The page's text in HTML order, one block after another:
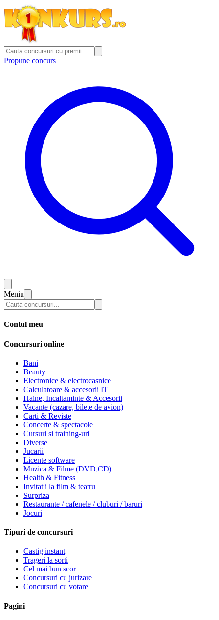
Propune concurs
Meniu
Contul meu
Concursuri online
Bani
Beauty
Electronice & electrocasnice
Calculatoare & accesorii IT
Haine, Incaltaminte & Accesorii
Vacante (cazare, bilete de avion)
Carti & Reviste
Concerte & spectacole
Cursuri si training-uri
Diverse
Jucarii
Licente software
Muzica & Filme (DVD,CD)
Health & Fitness
Invitatii la film & teatru
Surpriza
Restaurante / cafenele / cluburi / baruri
Jocuri
Tipuri de concursuri
Castig instant
Trageri la sorti
Cel mai bun scor
Concursuri cu jurizare
Concursuri cu votare
Pagini